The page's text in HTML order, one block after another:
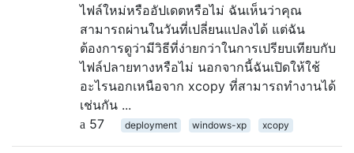
ไฟล์ใหม่หรืออัปเดตหรือไม่ ฉันเห็นว่าคุณ
สามารถผ่านในวันที่เปลี่ยนแปลงได้ แต่ฉัน
ต้องการดูว่ามีวิธีที่ง่ายกว่าในการเปรียบเทียบกับ
ไฟล์ปลายทางหรือไม่ นอกจากนี้ฉันเปิดให้ใช้
อะไรนอกเหนือจาก xcopy ที่สามารถทำงานได้
เช่นกัน ...
57
deployment windows-xp xcopy